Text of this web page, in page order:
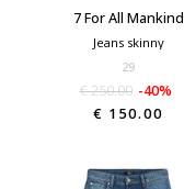
7 For All Mankind
Jeans skinny
29
€ 250.00 -40%
€ 150.00